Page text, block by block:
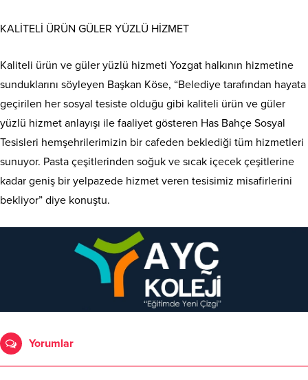
KALİTELİ ÜRÜN GÜLER YÜZLÜ HİZMET
Kaliteli ürün ve güler yüzlü hizmeti Yozgat halkının hizmetine
sunduklarını söyleyen Başkan Köse, “Belediye tarafından hayata
geçirilen her sosyal tesiste olduğu gibi kaliteli ürün ve güler
yüzlü hizmet anlayışı ile faaliyet gösteren Has Bahçe Sosyal
Tesisleri hemşehrilerimizin bir cafeden beklediği tüm hizmetleri
sunuyor. Pasta çeşitlerinden soğuk ve sıcak içecek çeşitlerine
kadar geniş bir yelpazede hizmet veren tesisimiz misafirlerini
bekliyor” diye konuştu.
Yorumlar